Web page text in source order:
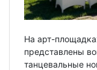
На арт-
представлены
танцевальные